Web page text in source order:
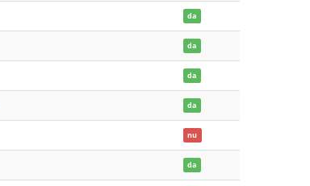
da
da
da
da
nu
da